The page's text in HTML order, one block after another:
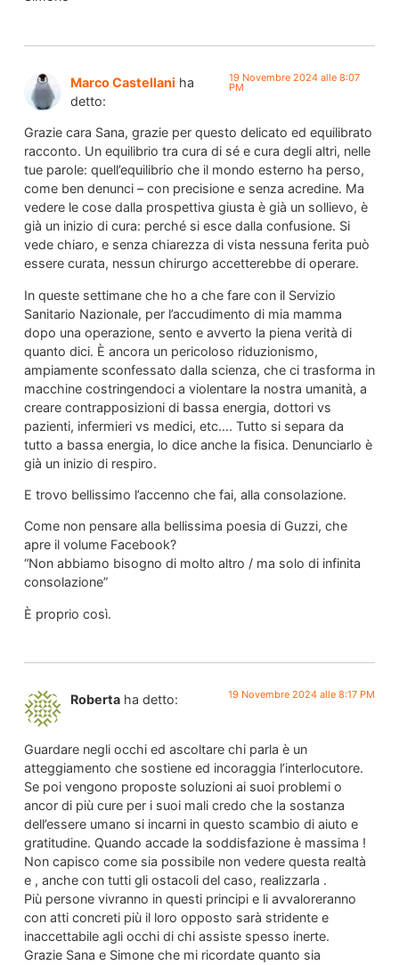
Marco Castellani ha
detto:
19 Novembre 2024 alle 8:07
PM
Grazie cara Sana, grazie per questo delicato ed equilibrato
racconto. Un equilibrio tra cura di sé e cura degli altri, nelle
tue parole: quell’equilibrio che il mondo esterno ha perso,
come ben denunci – con precisione e senza acredine. Ma
vedere le cose dalla prospettiva giusta è già un sollievo, è
già un inizio di cura: perché si esce dalla confusione. Si
vede chiaro, e senza chiarezza di vista nessuna ferita può
essere curata, nessun chirurgo accetterebbe di operare.
In queste settimane che ho a che fare con il Servizio
Sanitario Nazionale, per l’accudimento di mia mamma
dopo una operazione, sento e avverto la piena verità di
quanto dici. È ancora un pericoloso riduzionismo,
ampiamente sconfessato dalla scienza, che ci trasforma in
macchine costringendoci a violentare la nostra umanità, a
creare contrapposizioni di bassa energia, dottori vs
pazienti, infermieri vs medici, etc…. Tutto si separa da
tutto a bassa energia, lo dice anche la fisica. Denunciarlo è
già un inizio di respiro.
E trovo bellissimo l’accenno che fai, alla consolazione.
Come non pensare alla bellissima poesia di Guzzi, che
apre il volume Facebook?
“Non abbiamo bisogno di molto altro / ma solo di infinita
consolazione”
È proprio così.
Roberta ha detto: 19 Novembre 2024 alle 8:17 PM
Guardare negli occhi ed ascoltare chi parla è un
atteggiamento che sostiene ed incoraggia l’interlocutore.
Se poi vengono proposte soluzioni ai suoi problemi o
ancor di più cure per i suoi mali credo che la sostanza
dell’essere umano si incarni in questo scambio di aiuto e
gratitudine. Quando accade la soddisfazione è massima !
Non capisco come sia possibile non vedere questa realtà
e , anche con tutti gli ostacoli del caso, realizzarla .
Più persone vivranno in questi principi e li avvaloreranno
con atti concreti più il loro opposto sarà stridente e
inaccettabile agli occhi di chi assiste spesso inerte.
Grazie Sana e Simone che mi ricordate quanto sia